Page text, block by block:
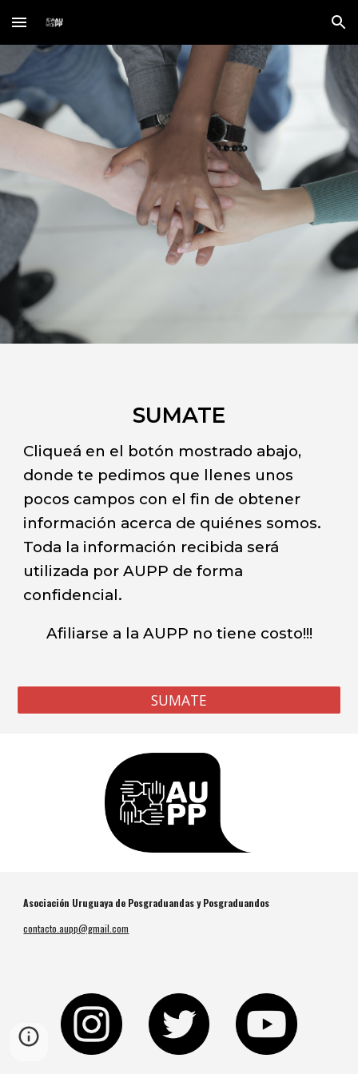
Skip to main content Skip to navigation
SUMATE
Cliqueá en el botón mostrado abajo,
donde te pedimos que llenes unos
pocos campos con el fin de obtener
información acerca de quiénes somos.
Toda la información recibida será
utilizada por AUPP de forma
confidencial.
Afiliarse a la AUPP no tiene costo!!!
SUMATE
Asociación Uruguaya de Posgraduandas y Posgraduandos
contacto.aupp@gmail.com